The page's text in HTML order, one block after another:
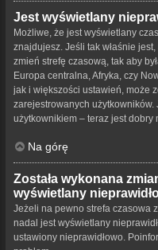
Jest wyświetlany
Możliwe, że jest wyświetlany
znajdujesz. Jeśli tak właśnie
zmień strefę czasową, tak aby
Europa centralna, Afryka, czy
jak i większości ustawień, może
zarejestrowanych
użytkownikiem – teraz jest dobry
Na górę
Została wykonana
wyświetlany
Jeżeli na pewno strefa czasowa
nadal jest wyświetlany
ustawiony nieprawidłowo.